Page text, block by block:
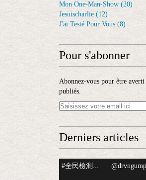
Mon One-Man-Show (20)
Jesuischarlie (12)
J'ai Testé Pour Vous (8)
Pour s'abonner
Abonnez-vous pour être
publiés.
Derniers articles
#全民檢測...